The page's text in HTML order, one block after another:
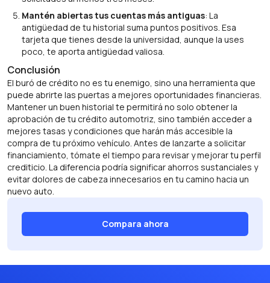
Mantén abiertas tus cuentas más antiguas: La
antigüedad de tu historial suma puntos positivos. Esa
tarjeta que tienes desde la universidad, aunque la uses
poco, te aporta antigüedad valiosa.
Conclusión
El buró de crédito no es tu enemigo, sino una herramienta que
puede abrirte las puertas a mejores oportunidades financieras.
Mantener un buen historial te permitirá no solo obtener la
aprobación de tu crédito automotriz, sino también acceder a
mejores tasas y condiciones que harán más accesible la
compra de tu próximo vehículo. Antes de lanzarte a solicitar
financiamiento, tómate el tiempo para revisar y mejorar tu perfil
crediticio. La diferencia podría significar ahorros sustanciales y
evitar dolores de cabeza innecesarios en tu camino hacia un
nuevo auto.
Compara ahora